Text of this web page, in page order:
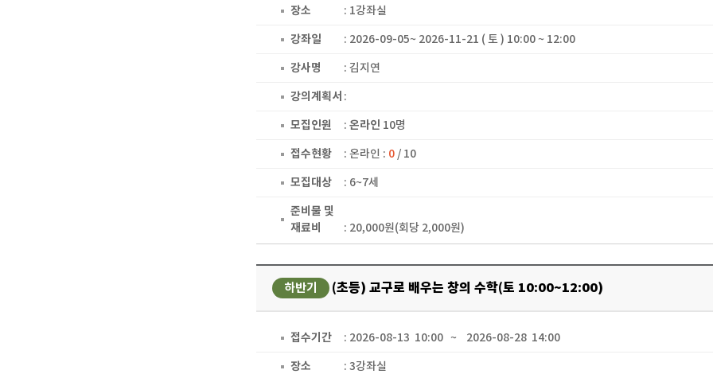
장소
: 1강좌실
강좌일
: 2026-09-05~ 2026-11-21 ( 토 ) 10:00 ~ 12:00
강사명
: 김지연
강의계획서 :
모집인원
:온라인 10명
접수현황
:온라인 : 0 / 10
모집대상
: 6~7세
준비물 및
재료비
: 20,000원(회당 2,000원)
하반기 (초등) 교구로 배우는 창의 수학(토 10:00~12:00)
접수기간
: 2026-08-13 10:00 ~ 2026-08-28 14:00
장소
: 3강좌실